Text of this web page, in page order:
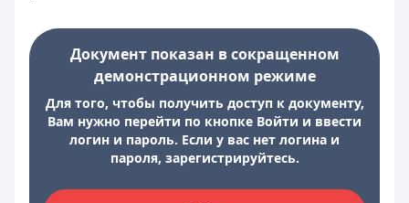
Документ показан в сокращенном
демонстрационном режиме
Для того, чтобы получить доступ к документу,
Вам нужно перейти по кнопке Войти и ввести
логин и пароль. Если у вас нет логина и
пароля, зарегистрируйтесь.